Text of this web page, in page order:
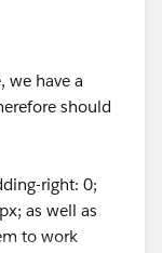
we have a
should
right: 0;
as well as
to work